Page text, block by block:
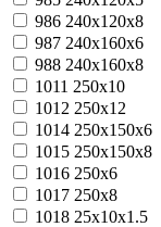
986 240x120x8
987 240x160x6
988 240x160x8
1011 250x10
1012 250x12
1014 250x150x6
1015 250x150x8
1016 250x6
1017 250x8
1018 25x10x1.5